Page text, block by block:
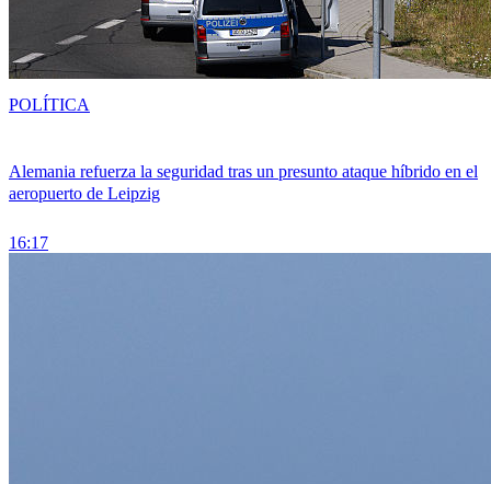
Alemania refuerza la seguridad tras un presunto ataque híbrido en el
aeropuerto de Leipzig
16:17
POLÍTICA